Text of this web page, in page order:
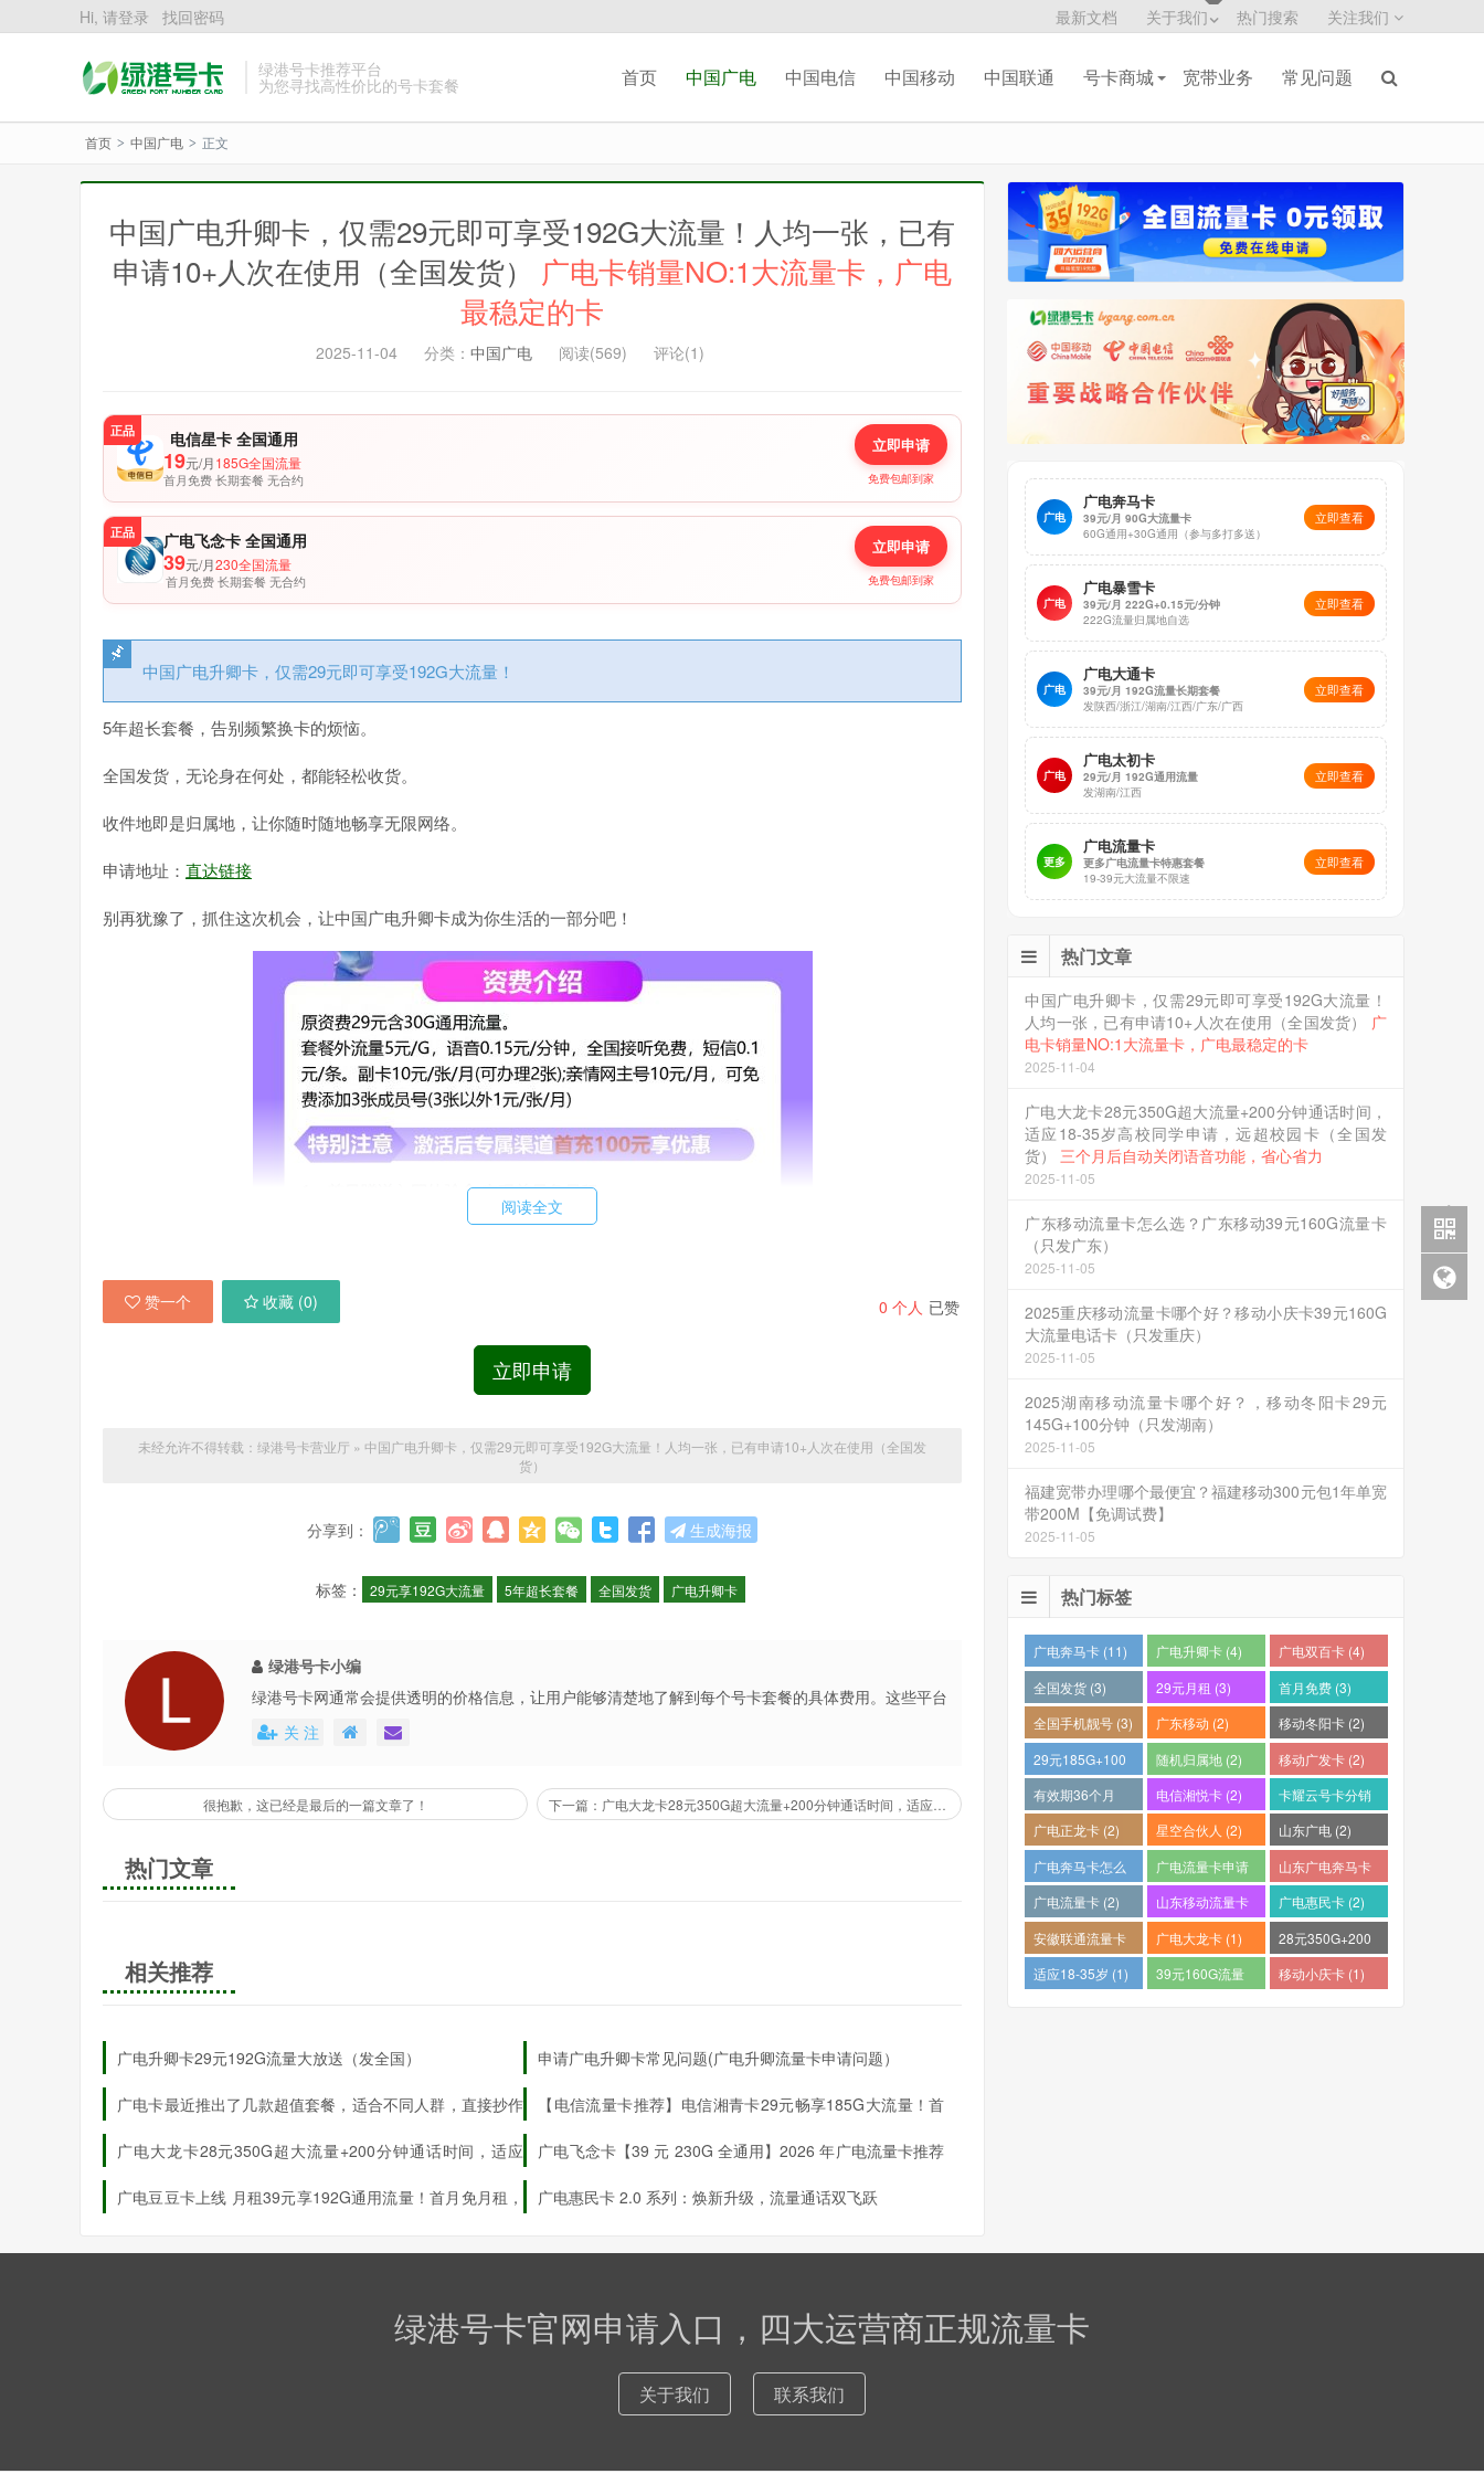
最新文档 关于我们 热门搜索 关注我们
Hi, 请登录 找回密码
绿港号卡推荐平台
为您寻找高性价比的号卡套餐 首页 中国广电 中国电信 中国移动 中国联通 号卡商城 宽带业务 常见问题
首页 > 中国广电 > 正文
中国广电升卿卡，仅需29元即可享受192G大流量！人均一张，已有
申请10+人次在使用（全国发货） 广电卡销量NO:1大流量卡，广电
最稳定的卡
2025-11-04 分类： 中国广电 阅读(569) 评论(1)
正品 电信星卡 全国通用
19元/月185G全国流量
首月免费 长期套餐 无合约
立即申请
免费包邮到家
正品 广电飞念卡 全国通用
39元/月230全国流量
首月免费 长期套餐 无合约
立即申请
免费包邮到家
中国广电升卿卡，仅需29元即可享受192G大流量！
5年超长套餐，告别频繁换卡的烦恼。
全国发货，无论身在何处，都能轻松收货。
收件地即是归属地，让你随时随地畅享无限网络。
申请地址： 直达链接
别再犹豫了，抓住这次机会，让中国广电升卿卡成为你生活的一部分吧！
阅读全文
0 个人 已赞
赞一个 收藏 (0)
立即申请
未经允许不得转载： 绿港号卡营业厅 » 中国广电升卿卡，仅需29元即可享受192G大流量！人均一张，已有申请10+人次在使用（全国发
货）
分享到： 生成海报
标签： 29元享192G大流量 5年超长套餐 全国发货 广电升卿卡
绿港号卡小编
绿港号卡网通常会提供透明的价格信息，让用户能够清楚地了解到每个号卡套餐的具体费用。这些平台
还会不定期地推出各种优惠活动，不仅提高了用户的购买体验，也促进了市场的公平竞争。
关 注
很抱歉，这已经是最后的一篇文章了！ 下一篇：广电大龙卡28元350G超大流量+200分钟通话时间，适应18-35岁高校同学申请，远超校园卡（全国发货）
热门文章
相关推荐
广电升卿卡29元192G流量大放送（发全国） 申请广电升卿卡常见问题(广电升卿流量卡申请问题）
广电卡最近推出了几款超值套餐，适合不同人群，直接抄作
【电信流量卡推荐】电信湘青卡29元畅享185G大流量！首
广电大龙卡28元350G超大流量+200分钟通话时间，适应
三个月后自
广电飞念卡【39 元 230G 全通用】2026 年广电流量卡推荐
广电豆豆卡上线 月租39元享192G通用流量！首月免月租，
广电惠民卡 2.0 系列：焕新升级，流量通话双飞跃
广电
广电奔马卡
39元/月 90G大流量卡
60G通用+30G通用（参与多打多送）
立即查看
广电
广电暴雪卡
39元/月 222G+0.15元/分钟
222G流量归属地自选
立即查看
广电
广电大通卡
39元/月 192G流量长期套餐
发陕西/浙江/湖南/江西/广东/广西
立即查看
广电
广电太初卡
29元/月 192G通用流量
发湖南/江西
立即查看
更多
广电流量卡
更多广电流量卡特惠套餐
19-39元大流量不限速
立即查看
热门文章
中国广电升卿卡，仅需29元即可享受192G大流量！
人均一张，已有申请10+人次在使用（全国发货） 广
电卡销量NO:1大流量卡，广电最稳定的卡
2025-11-04
广电大龙卡28元350G超大流量+200分钟通话时间，
适应18-35岁高校同学申请，远超校园卡（全国发
货） 三个月后自动关闭语音功能，省心省力
2025-11-05
广东移动流量卡怎么选？广东移动39元160G流量卡
（只发广东）
2025-11-05
2025重庆移动流量卡哪个好？移动小庆卡39元160G
大流量电话卡（只发重庆）
2025-11-05
2025湖南移动流量卡哪个好？，移动冬阳卡29元
145G+100分钟（只发湖南）
2025-11-05
福建宽带办理哪个最便宜？福建移动300元包1年单宽
带200M【免调试费】
2025-11-05
热门标签
广电奔马卡 (11) 广电升卿卡 (4)
广电双百卡 (4)
全国发货 (3)
29元月租 (3)
首月免费 (3)
全国手机靓号 (3)
广东移动 (2)
移动冬阳卡 (2)
29元185G+100
分钟 (2)
随机归属地 (2)
移动广发卡 (2)
有效期36个月
(2)
电信湘悦卡 (2)
卡耀云号卡分销
平台 (2)
广电正龙卡 (2) 星空合伙人 (2)
山东广电 (2)
广电奔马卡怎么
样？ (2)
广电流量卡申请
(2)
山东广电奔马卡
(2)
广电流量卡 (2)
山东移动流量卡
(2)
广电惠民卡 (2)
安徽联通流量卡
(2)
广电大龙卡 (1)
28元350G+200
分钟 (1)
适应18-35岁 (1)
39元160G流量
移动小庆卡 (1)
绿港号卡官网申请入口，四大运营商正规流量卡
关于我们 联系我们
记住我的登录 忘记密码 ?